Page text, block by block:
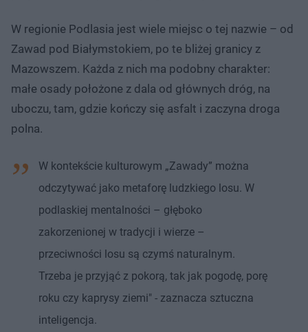
W regionie Podlasia jest wiele miejsc o tej nazwie – od
Zawad pod Białymstokiem, po te bliżej granicy z
Mazowszem. Każda z nich ma podobny charakter:
małe osady położone z dala od głównych dróg, na
uboczu, tam, gdzie kończy się asfalt i zaczyna droga
polna.
W kontekście kulturowym „Zawady” można
odczytywać jako metaforę ludzkiego losu. W
podlaskiej mentalności – głęboko
zakorzenionej w tradycji i wierze –
przeciwności losu są czymś naturalnym.
Trzeba je przyjąć z pokorą, tak jak pogodę, porę
roku czy kaprysy ziemi" - zaznacza sztuczna
inteligencja.